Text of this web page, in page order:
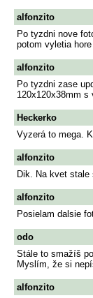
alfonzito
Po tyzdni nove
potom vyletia
alfonzito
Po tyzdni zase
120x120x38mm
Heckerko
Vyzerá to mega.
alfonzito
Dik. Na kvet
alfonzito
Posielam dalsie
odo
Stále to smažíš
Myslím, že si
alfonzito